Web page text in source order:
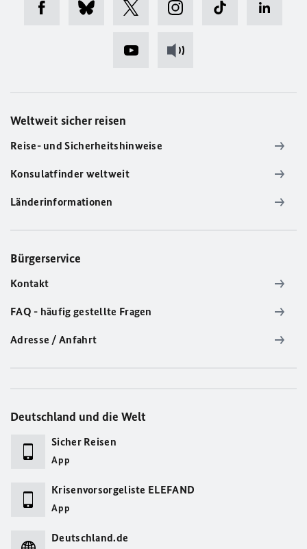
Weltweit sicher reisen
Reise- und Sicherheitshinweise
Konsulatfinder weltweit
Länderinformationen
Bürgerservice
Kontakt
FAQ - häufig gestellte Fragen
Adresse / Anfahrt
Deutschland und die Welt
Sicher Reisen
App
Krisenvorsorgeliste ELEFAND
App
Deutschland.de